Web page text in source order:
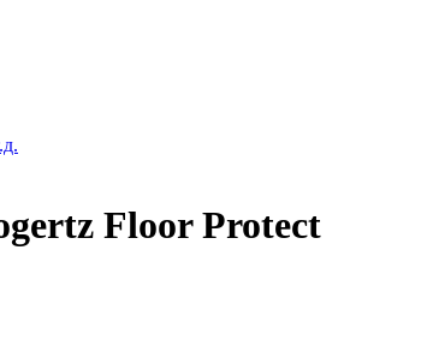
Floor Protect